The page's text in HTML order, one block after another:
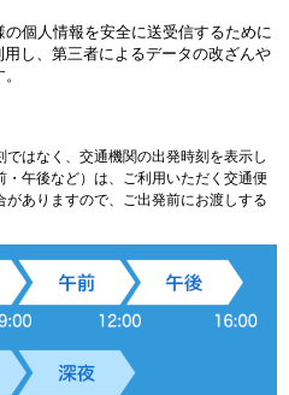
の個人情報を安全に送受信するために
し、第三者によるデータの改ざんや
はなく、交通機関の出発時刻を表示し
午後など）は、ご利用いただく交通便
ありますので、ご出発前にお渡しする